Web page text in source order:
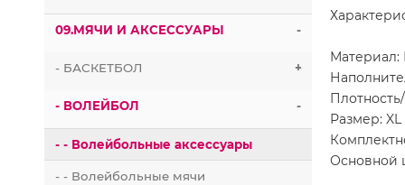
09.МЯЧИ И АКСЕССУАРЫ -
- БАСКЕТБОЛ +
- ВОЛЕЙБОЛ -
- - Волейбольные аксессуары
- - Волейбольные мячи
Материал:
Размер: XL
Основной